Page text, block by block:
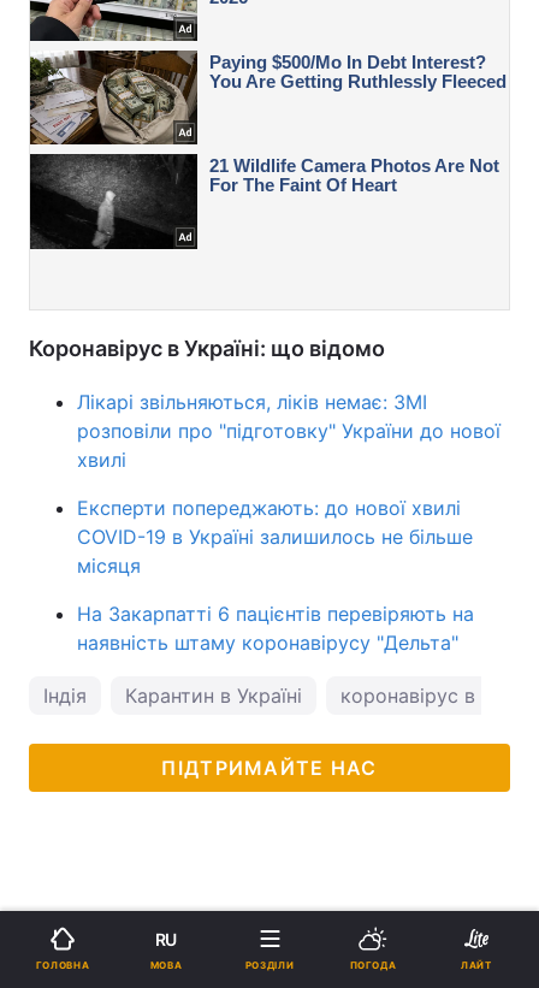
Коронавірус в Україні: що відомо
Лікарі звільняються, ліків немає: ЗМІ
розповіли про "підготовку" України до нової
хвилі
Експерти попереджають: до нової хвилі
COVID-19 в Україні залишилось не більше
місяця
На Закарпатті 6 пацієнтів перевіряють на
наявність штаму коронавірусу "Дельта"
Індія Карантин в Україні коронавірус в
ПІДТРИМАЙТЕ НАС
ГОЛОВНА
RU
МОВА РОЗДІЛИ ПОГОДА ЛАЙТ